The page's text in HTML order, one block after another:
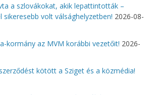
a szlovákokat, akik lepattintották –
sikeresebb volt válsághelyzetben! 2026-08-
kormány az MVM korábbi vezetőit! 2026-
kötött a Sziget és a közmédia!